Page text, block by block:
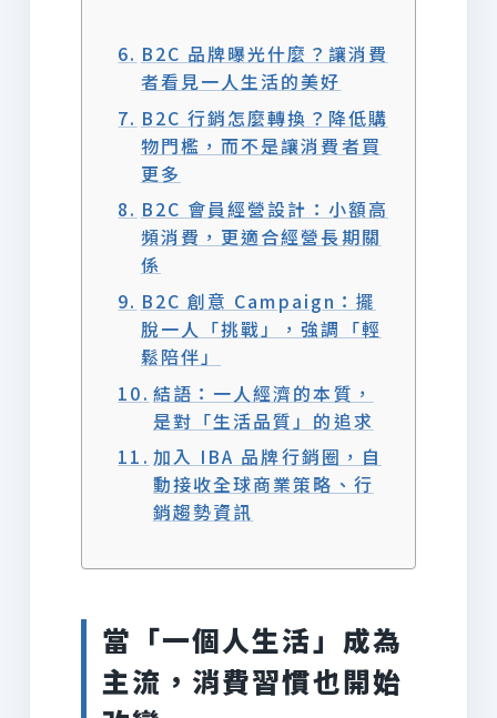
B2C 品牌曝光什麼？讓消費
者看見一人生活的美好
B2C 行銷怎麼轉換？降低購
物門檻，而不是讓消費者買
更多
B2C 會員經營設計：小額高
頻消費，更適合經營長期關
係
B2C 創意 Campaign：擺
脫一人「挑戰」，強調「輕
鬆陪伴」
結語：一人經濟的本質，
是對「生活品質」的追求
加入 IBA 品牌行銷圈，自
動接收全球商業策略、行
銷趨勢資訊
當「一個人生活」成為
主流，消費習慣也開始